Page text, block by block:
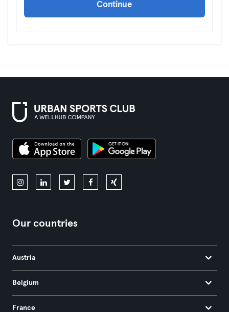
Continue
Our countries
Austria
Belgium
France